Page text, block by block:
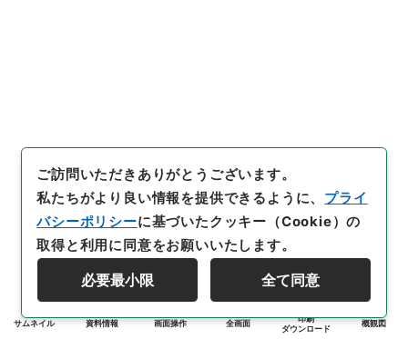
サムネイル 資料情報 画面操作 全画面
印刷
ダウンロード
概観図
ご訪問いただきありがとうございます。
私たちがより良い情報を提供できるように、 プライ
バシーポリシーに基づいたクッキー（Cookie）の
取得と利用に同意をお願いいたします。
必要最小限 全て同意